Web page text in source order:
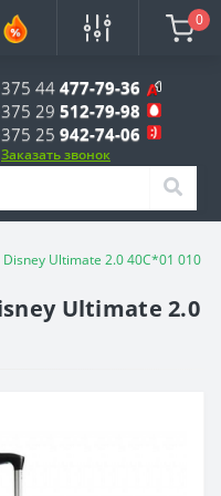
0
44477-79-36
29 512-79-98
25 942-74-06
Заказать звонок
Ultimate 2.0 40C*01 010
Ultimate 2.0